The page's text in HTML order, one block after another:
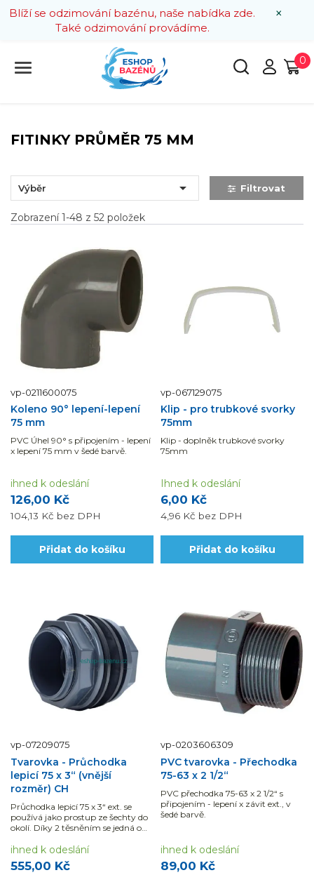
×
Blíží se odzimování bazénu, naše nabídka zde.
Také odzimování provádíme.
0
FITINKY PRŮMĚR 75 MM
Výběr  Filtrovat
Zobrazení 1-48 z 52 položek
vp-0211600075
Koleno 90° lepení-lepení
75 mm
PVC Úhel 90° s připojením - lepení
x lepení 75 mm v šedé barvě.
126,00 Kč
104,13 Kč bez DPH
ihned k odeslání
Přidat do košíku
vp-067129075
Klip - pro trubkové svorky
75mm
Klip - doplněk trubkové svorky
75mm
6,00 Kč
4,96 Kč bez DPH
Ihned k odeslání
Přidat do košíku
vp-07209075
Tvarovka - Průchodka
lepicí 75 x 3“ (vnější
rozměr) CH
Průchodka lepicí 75 x 3“ ext. se
používá jako prostup ze šechty do
okolí. Díky 2 těsněním se jedná o
555,00 Kč
ihned k odeslání
vp-0203606309
PVC tvarovka - Přechodka
75-63 x 2 1/2“
PVC přechodka 75-63 x 2 1/2“ s
připojením - lepení x závit ext., v
šedé barvě.
89,00 Kč
ihned k odeslání